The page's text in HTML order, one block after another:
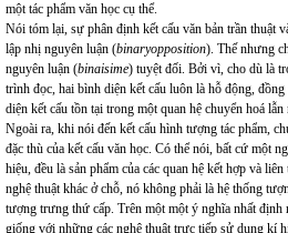
một tác phẩm văn học cụ thể.
Nói tóm lại, sự phân định kết cấu văn bản trần thuật
lập nhị nguyên luận (binaryopposition). Thế nhưng
nguyên luận (binaisime) tuyệt đối. Bởi vì, cho dù là
trình đọc, hai bình diện kết cấu luôn là hỗ động,
diện kết cấu tồn tại trong một quan hệ chuyển hoá lẫn
Ngoài ra, khi nói đến kết cấu hình tượng tác phẩm,
đặc thù của kết cấu văn học. Có thể nói, bất cứ một
hiệu, đều là sản phẩm của các quan hệ kết hợp và
nghệ thuật khác ở chỗ, nó không phải là hệ thống
tượng trưng thứ cấp. Trên một một ý nghĩa nhất định
giống với những các nghệ thuật trực tiếp sử dụng kí